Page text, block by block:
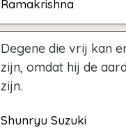
Ramakrishna
Degene die vrij kan
zijn, omdat hij de
zijn.
Shunryu Suzuki